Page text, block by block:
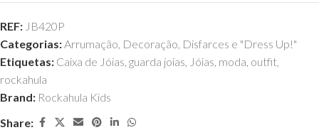
REF: JB420P
Categorias:Arrumação, Decoração, Disfarces e "Dress Up!"
Etiquetas: Caixa de Jóias, guarda joias, Jóias, moda, outfit,
rockahula
Brand: Rockahula Kids
Share: